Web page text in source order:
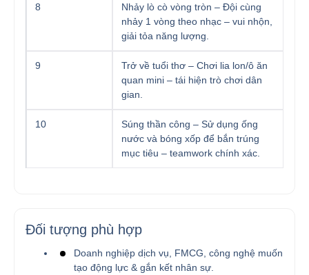
8
Nhảy lò cò vòng tròn – Đội cùng
nhảy 1 vòng theo nhạc – vui nhộn,
giải tỏa năng lượng.
9
Trở về tuổi thơ – Chơi lia lon/ô ăn
quan mini – tái hiện trò chơi dân
gian.
10
Súng thần công – Sử dụng ống
nước và bóng xốp để bắn trúng
mục tiêu – teamwork chính xác.
Đối tượng phù hợp
Doanh nghiệp dịch vụ, FMCG, công nghệ muốn
tạo động lực & gắn kết nhân sự.